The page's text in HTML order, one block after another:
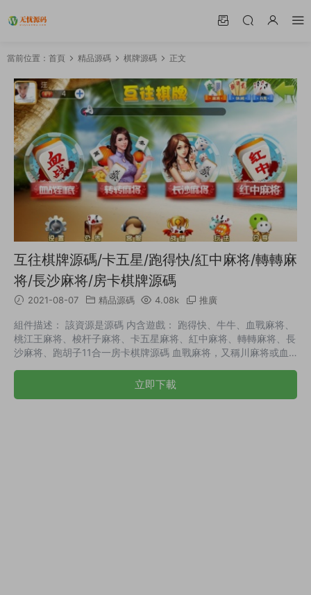
當前位置： 首頁 精品源碼 棋牌源碼 正文
互往棋牌源碼/卡五星/跑得快/紅中麻将/轉轉麻
将/長沙麻将/房卡棋牌源碼
2021-08-07 精品源碼 4.08k 推廣
組件描述： 該資源是源碼 内含遊戲： 跑得快、牛牛、血戰麻将、
桃江王麻将、梭杆子麻将、卡五星麻将、紅中麻将、轉轉麻将、長
沙麻将、跑胡子11合一房卡棋牌源碼 血戰麻将，又稱川麻将或血
麻将遊戲。以血戰模式進行遊戲，胡牌時沒有番數限制，在每盤中
一家和牌後牌局并不結束，而是直到和走三家或抓光牌爲止。 桃
立即下載